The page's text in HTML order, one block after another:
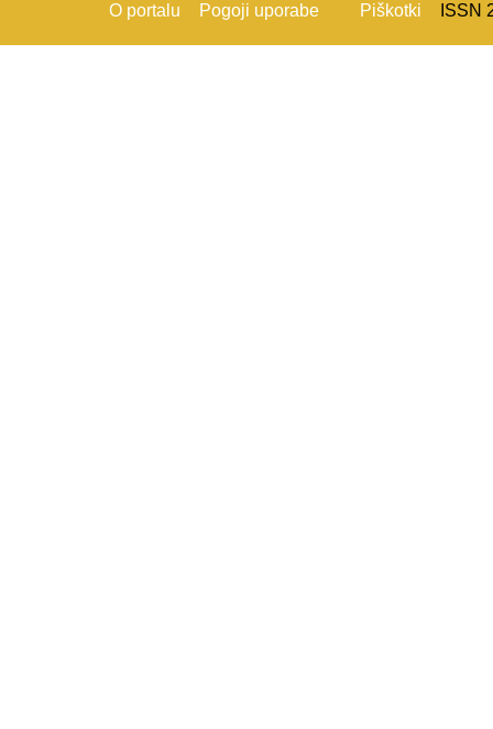
O portalu Pogoji uporabe Piškotki ISSN